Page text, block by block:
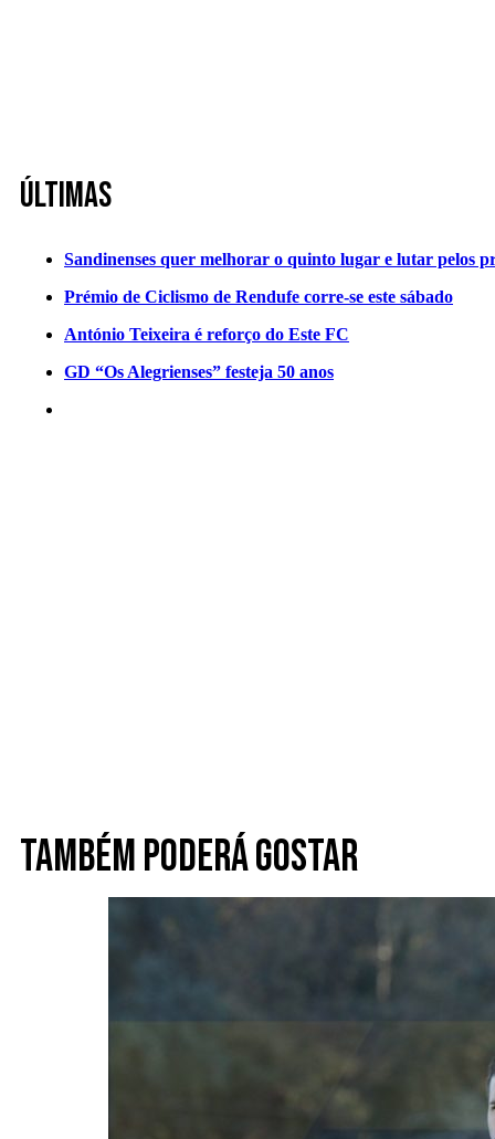
Últimas
Sandinenses quer melhorar o quinto lugar e lutar pelos
Prémio de Ciclismo de Rendufe corre-se este sábado
António Teixeira é reforço do Este FC
GD “Os Alegrienses” festeja 50 anos
Também poderá gostar